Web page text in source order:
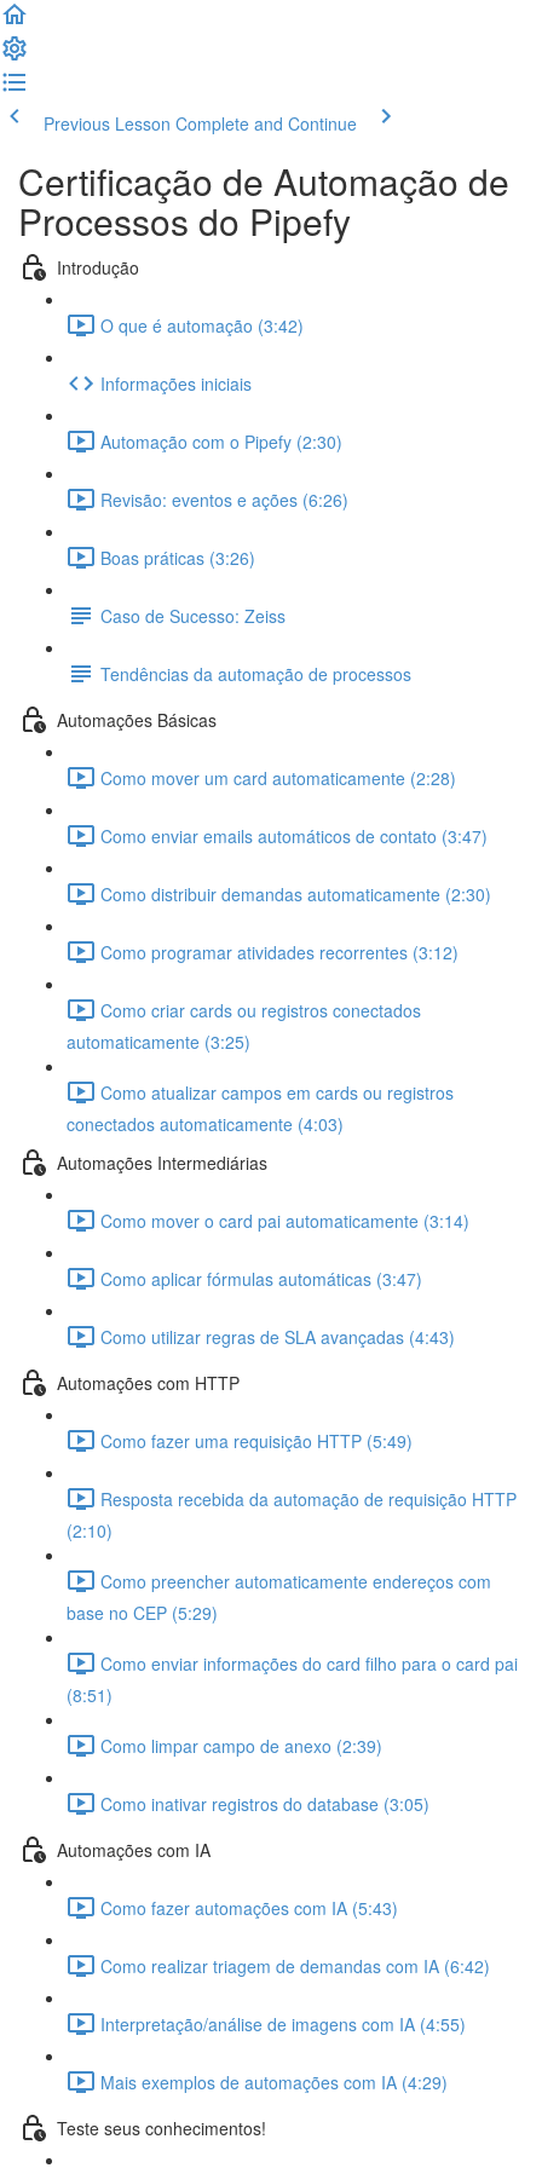
Previous Lesson Complete and Continue
Certificação de Automação de
Processos do Pipefy
Introdução
O que é automação (3:42)
Informações iniciais
Automação com o Pipefy (2:30)
Revisão: eventos e ações (6:26)
Boas práticas (3:26)
Caso de Sucesso: Zeiss
Tendências da automação de processos
Automações Básicas
Como mover um card automaticamente (2:28)
Como enviar emails automáticos de contato (3:47)
Como distribuir demandas automaticamente (2:30)
Como programar atividades recorrentes (3:12)
Como criar cards ou registros conectados
automaticamente (3:25)
Como atualizar campos em cards ou registros
conectados automaticamente (4:03)
Automações Intermediárias
Como mover o card pai automaticamente (3:14)
Como aplicar fórmulas automáticas (3:47)
Como utilizar regras de SLA avançadas (4:43)
Automações com HTTP
Como fazer uma requisição HTTP (5:49)
Resposta recebida da automação de requisição HTTP
(2:10)
Como preencher automaticamente endereços com
base no CEP (5:29)
Como enviar informações do card filho para o card pai
(8:51)
Como limpar campo de anexo (2:39)
Como inativar registros do database (3:05)
Automações com IA
Como fazer automações com IA (5:43)
Como realizar triagem de demandas com IA (6:42)
Interpretação/análise de imagens com IA (4:55)
Mais exemplos de automações com IA (4:29)
Teste seus conhecimentos!